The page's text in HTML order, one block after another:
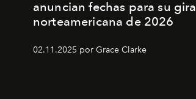
anuncian fechas para su gira
norteamericana de 2026
02.11.2025 por Grace Clarke